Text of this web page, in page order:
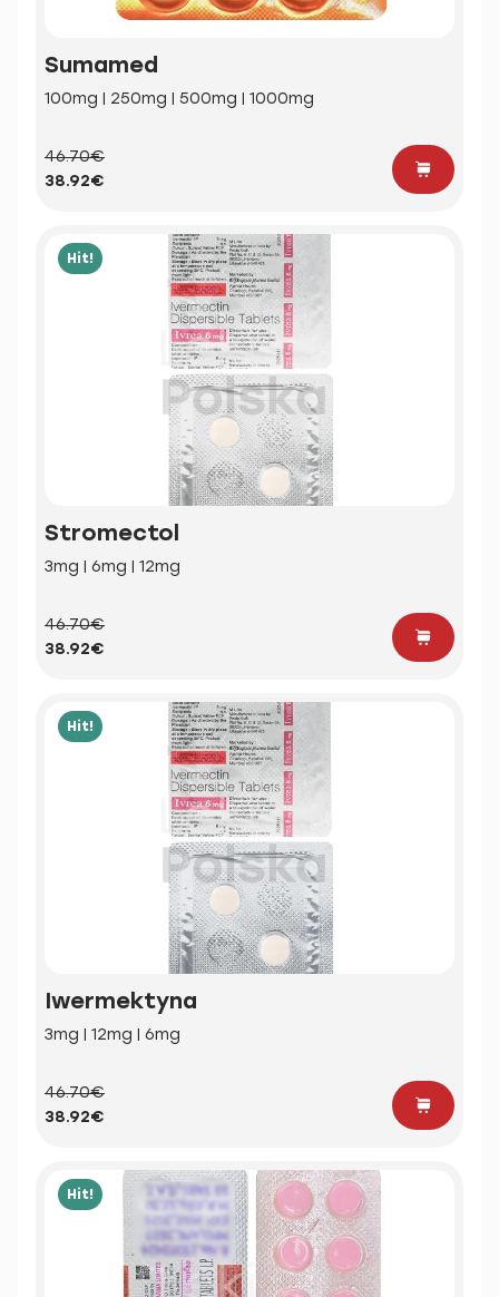
Sumamed
100mg | 250mg | 500mg | 1000mg
46.70€
38.92€
Hit!
Stromectol
3mg | 6mg | 12mg
46.70€
38.92€
Hit!
Iwermektyna
3mg | 12mg | 6mg
46.70€
38.92€
Hit!